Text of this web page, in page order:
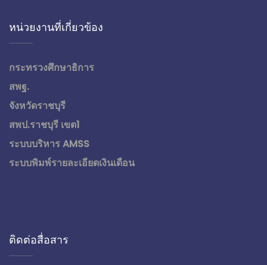
หน่วยงานที่เกี่ยวข้อง
กระทรวงศึกษาธิการ
สพฐ.
จังหวัดราชบุรี
สพป.ราชบุรี เขต1
ระบบบริหาร AMSS
ระบบพิมพ์รายละเอียดเงินเดือน
ติดต่อสื่อสาร